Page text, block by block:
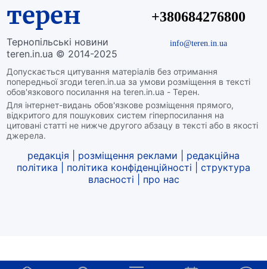
терен
Тернопільські новини
teren.in.ua © 2014-2025
Допускається цитування матеріалів без отримання
попередньої згоди teren.in.ua за умови розміщення в тексті
обов'язкового посилання на teren.in.ua - Терен.
Для інтернет-видань обов'язкове розміщення прямого,
відкритого для пошукових систем гіперпосилання на
цитовані статті не нижче другого абзацу в тексті або в якості
джерела.
+380684276800
info@teren.in.ua
редакція розміщення реклами
редакційна
політика
політика конфіденційності
структура
власності
про нас